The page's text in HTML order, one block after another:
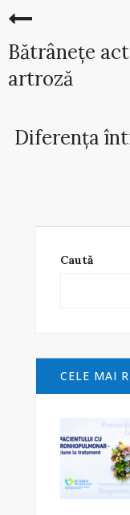
Bătrânețe
artroză
Diferența
Caută
CELE MAI